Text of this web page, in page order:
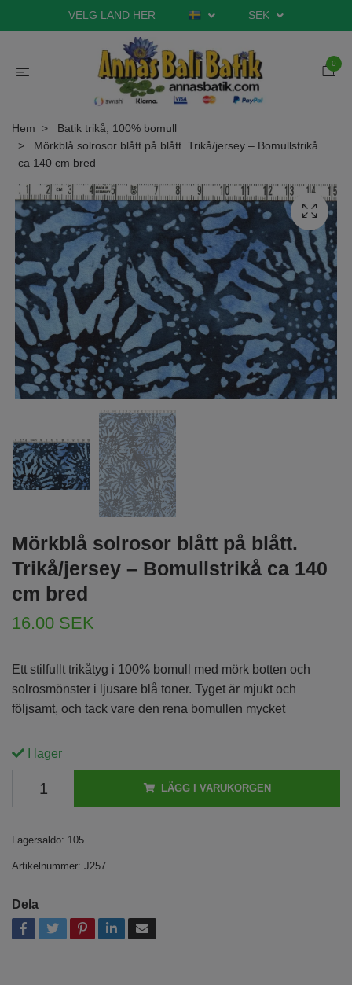
VELG LAND HER SEK
0
Hem
Batik trikå, 100% bomull
Mörkblå solrosor blått på blått. Trikå/jersey – Bomullstrikå
ca 140 cm bred
Mörkblå solrosor blått på blått.
Trikå/jersey – Bomullstrikå ca 140
cm bred
16.00 SEK
Ett stilfullt trikåtyg i 100% bomull med mörk botten och
solrosmönster i ljusare blå toner. Tyget är mjukt och
följsamt, och tack vare den rena bomullen mycket
I lager
LÄGG I VARUKORGEN
Lagersaldo: 105
Artikelnummer: J257
Dela